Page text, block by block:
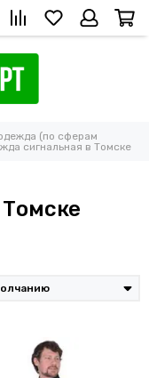
(по сферам
сигнальная в Томске